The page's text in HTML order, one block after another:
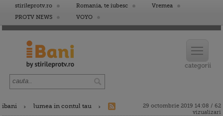
stirileprotv.ro Romania, te iubesc
Vremea
PROTV NEWS
VOYO
ibani lumea in contul tau
29 octombrie 2019 14:08 / 62
vizualizari